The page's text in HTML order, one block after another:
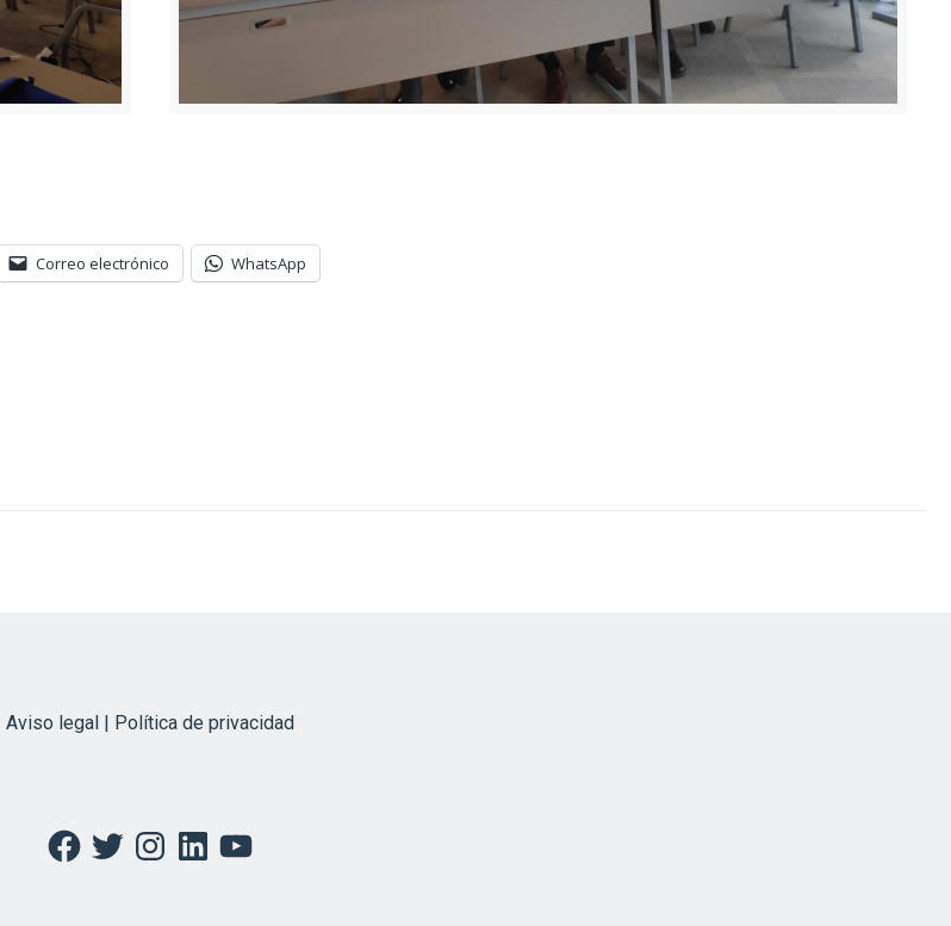
Correo electrónico WhatsApp
Aviso legal | Política de privacidad
Facebook
TwitterInstagramLinkedInYouTube